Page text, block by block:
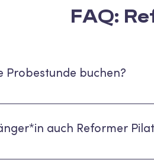
FAQ:
Probestunde buchen?
ins, die du flexibel und ohne
auch Reformer
ist für alle geeignet, die eine gewisse